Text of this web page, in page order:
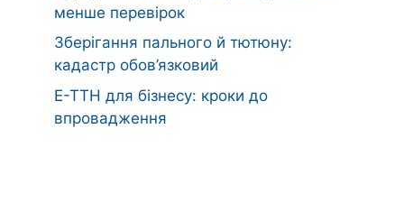
менше перевірок
Зберігання пального й тютюну:
кадастр обов’язковий
Е-ТТН для бізнесу: кроки до
впровадження